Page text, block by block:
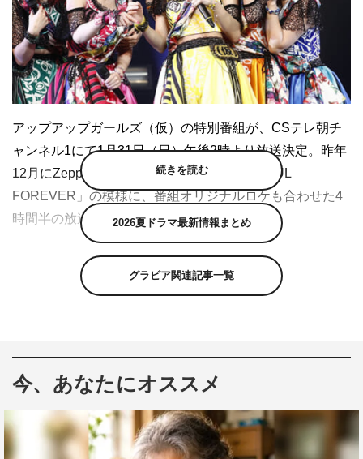
アップアップガールズ（仮）の特別番組が、CSテレ朝チ
ャンネル1にて1月31日（日）午後2時より放送決定。昨年
12月にZepp Tokyoにて開催された「FIVE SOUL
FOREVER」の模様に、番組オリジナルロケも合わせた4
時間半の放送となる。
2020年12月17日にZepp Tokyoにて開催された「アップア
ップガールズ（仮）FIVE SOUL FOREVER」。卒業を発
表していた古川小夏、森咲樹、佐保明梨、新井愛瞳とグル
続きを読む
2026夏ドラマ最新情報まとめ
グラビア関連記事一覧
今、あなたにオススメ